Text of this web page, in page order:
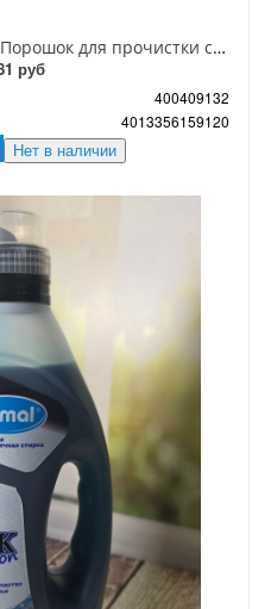
Domal Bio Abfluss Reiniger Порошок для прочистки стоков и труб БИО 500 гр
руб
400409132
4013356159120
Нет в наличии